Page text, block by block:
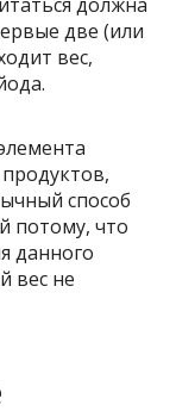
две (или
вес,
способ
потому, что
данного
вес не